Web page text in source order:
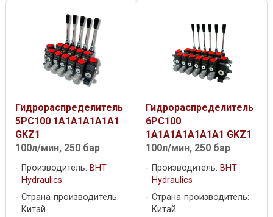
Гидрораспределитель
5PC100 1A1A1A1A1A1
GKZ1
100л/мин, 250 бар
Производитель: BHT
Hydraulics
Страна-производитель:
Китай
Гидрораспределитель
6PC100
1A1A1A1A1A1A1 GKZ1
100л/мин, 250 бар
Производитель: BHT
Hydraulics
Страна-производитель:
Китай